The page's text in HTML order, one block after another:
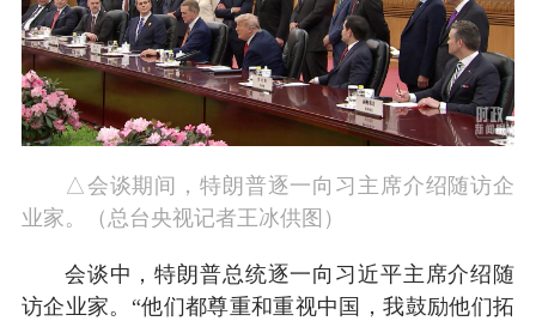
△会谈期间，特朗普逐一向习主席介绍随访企
业家。（总台央视记者王冰供图）
会谈中，特朗普总统逐一向习近平主席介绍随
访企业家。“他们都尊重和重视中国，我鼓励他们拓